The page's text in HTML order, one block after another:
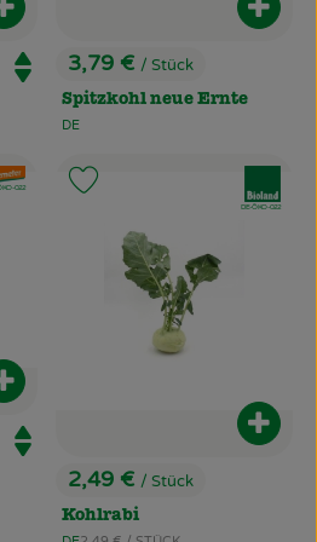
Produkt zum Warenkorb
, Preis:
3,79 € / Stück
Spitzkohl neue Ernte
, Herkunft:
DE
Produkt zum Warenkorb
022
, Preis:
2,49 € / Stück
Kohlrabi
, Kontrollstelle:
DE-ÖKO-022
Produkt zu Favouriten